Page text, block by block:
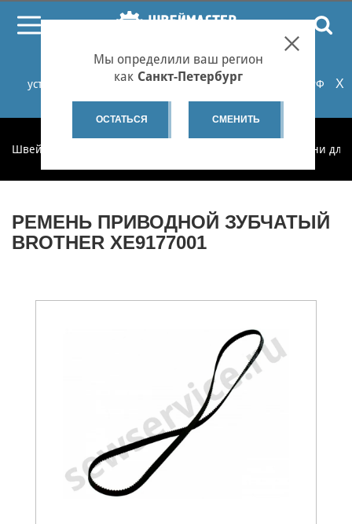
При проблемах с онлайн-оплатой заказов на сайте
установите российские сертификаты НУЦ Минцифры РФ
или используйте Яндекс.Браузер.Подробнее...
X
Мы определили ваш регион
как Санкт-Петербург
ОСТАТЬСЯ СМЕНИТЬ
Швеймастер Ремни
РЕМЕНЬ ПРИВОДНОЙ ЗУБЧАТЫЙ
BROTHER XE9177001